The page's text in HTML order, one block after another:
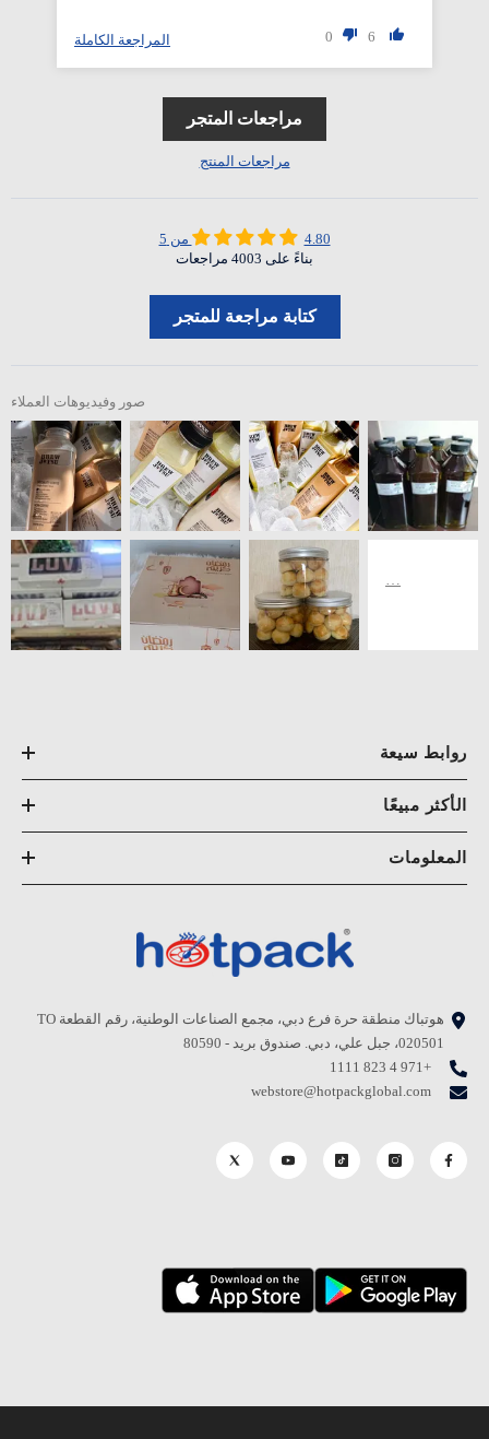
6
0 المراجعة الكاملة
مراجعات المتجر
مراجعات المنتج
4.80 من 5
بناءً على 4003 مراجعات
كتابة مراجعة للمتجر
صور وفيديوهات العملاء
روابط سيعة
الأكثر مبيعًا
المعلومات
هوتباك منطقة حرة فرع دبي، مجمع الصناعات الوطنية، رقم القطعة TO
020501، جبل علي، دبي. صندوق بريد - 80590
+971 4 823 1111
webstore@hotpackglobal.com